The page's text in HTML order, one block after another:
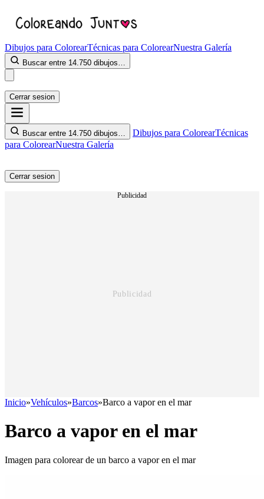
Dibujos para ColorearTécnicas para ColorearNuestra Galería
Buscar entre 14.750 dibujos…
Cerrar sesion
Buscar entre 14.750 dibujos… Dibujos para ColorearTécnicas
para ColorearNuestra Galería
Cerrar sesion
Publicidad
Inicio»Vehículos»Barcos»Barco a vapor en el mar
Barco a vapor en el mar
Imagen para colorear de un barco a vapor en el mar